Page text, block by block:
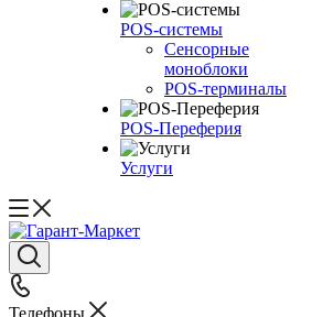
POS-системы
Сенсорные
моноблоки
POS-терминалы
POS-Переферия
Услуги
Телефоны